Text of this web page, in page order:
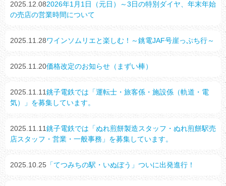
2025.12.082026年1月1日（元日）～3日の特別ダイヤ、年末年始
の売店の営業時間について
2025.11.28ワインソムリエと楽しむ！～銚電JAF号崖っぷち行～
2025.11.20価格改定のお知らせ（まずい棒）
2025.11.11銚子電鉄では「運転士・旅客係・施設係（軌道・電
気）」を募集しています。
2025.11.11銚子電鉄では「ぬれ煎餅製造スタッフ・ぬれ煎餅駅売
店スタッフ・営業・一般事務」を募集しています。
2025.10.25 「てつみちの駅・いぬぼう」ついに出発進行！